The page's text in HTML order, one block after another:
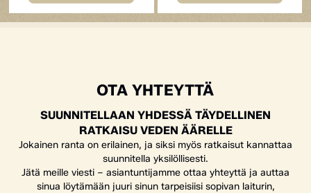
OTA YHTEYTTÄ
SUUNNITELLAAN YHDESSÄ TÄYDELLINEN
RATKAISU VEDEN ÄÄRELLE
Jokainen ranta on erilainen, ja siksi myös ratkaisut kannattaa
suunnitella yksilöllisesti.
Jätä meille viesti – asiantuntijamme ottaa yhteyttä ja auttaa
sinua löytämään juuri sinun tarpeisiisi sopivan laiturin,